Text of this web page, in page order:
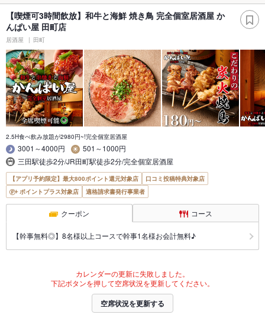
【喫煙可3時間飲放】和牛と海鮮 焼き鳥 完全個室居酒屋 か
んぱい屋 田町店
居酒屋 田町
2.5H食べ飲み放題が2980円~!完全個室居酒屋
3001～4000円
501～1000円
三田駅徒歩2分/JR田町駅徒歩2分/完全個室居酒屋
【アプリ予約限定】最大800ポイント還元対象店
口コミ投稿特典対象店
ポイントプラス対象店
適格請求書発行事業者
クーポン コース
【幹事無料◎】8名様以上コースで幹事1名様お会計無料♪
カレンダーの更新に失敗しました。
下記ボタンを押して空席状況を更新してください。
空席状況を更新する